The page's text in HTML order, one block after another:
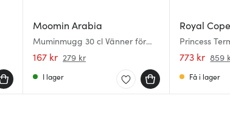
Moomin Arabia
Muminmugg 30 cl Vänner för
alltid
167 kr 279 kr
I lager
Royal
Princess
773 kr 859
Få i lager